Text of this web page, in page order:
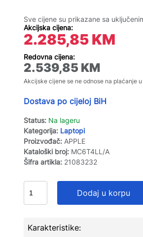
Sve cijene su prikazane sa
Akcijska cijena:
2.285,85 KM
Redovna cijena:
2.539,85 KM
Akcijske cijene se ne odnose na plaćanje u
Dostava po cijeloj BiH
Status: Na lageru
Kategorija: Laptopi
Proizvođač: APPLE
Kataloški broj: MC6T4LL/A
Šifra artikla: 21083232
Dodaj u korpu
Karakteristike: